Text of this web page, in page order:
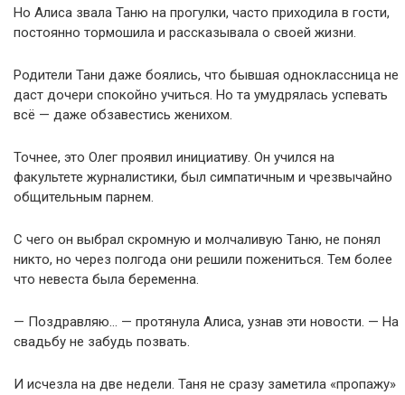
Но Алиса звала Таню на прогулки, часто приходила в гости,
постоянно тормошила и рассказывала о своей жизни.
Родители Тани даже боялись, что бывшая одноклассница не
даст дочери спокойно учиться. Но та умудрялась успевать
всё — даже обзавестись женихом.
Точнее, это Олег проявил инициативу. Он учился на
факультете журналистики, был симпатичным и чрезвычайно
общительным парнем.
С чего он выбрал скромную и молчаливую Таню, не понял
никто, но через полгода они решили пожениться. Тем более
что невеста была беременна.
— Поздравляю… — протянула Алиса, узнав эти новости. — На
свадьбу не забудь позвать.
И исчезла на две недели. Таня не сразу заметила «пропажу»